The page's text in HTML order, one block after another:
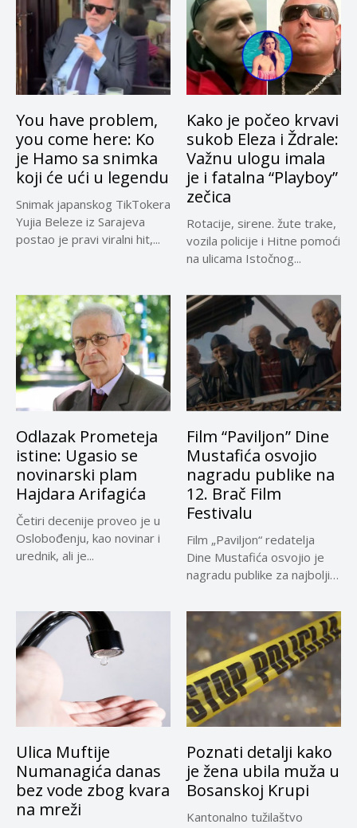
You have problem,
you come here: Ko
je Hamo sa snimka
koji će ući u legendu
Snimak japanskog TikTokera
Yujia Beleze iz Sarajeva
postao je pravi viralni hit,...
Kako je počeo krvavi
sukob Eleza i Ždrale:
Važnu ulogu imala
je i fatalna “Playboy”
zečica
Rotacije, sirene. žute trake,
vozila policije i Hitne pomoći
na ulicama Istočnog...
Odlazak Prometeja
istine: Ugasio se
novinarski plam
Hajdara Arifagića
Četiri decenije proveo je u
Oslobođenju, kao novinar i
urednik, ali je...
Film “Paviljon” Dine
Mustafića osvojio
nagradu publike na
12. Brač Film
Festivalu
Film „Paviljon“ redatelja
Dine Mustafića osvojio je
nagradu publike za najbolji
Ulica Muftije
Numanagića danas
bez vode zbog kvara
na mreži
Poznati detalji kako
je žena ubila muža u
Bosanskoj Krupi
Kantonalno tužilaštvo